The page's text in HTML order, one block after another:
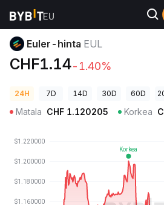
Kryptohinnat
Euler-hinta EUL
CHF1.14-1.40%
24H 7D 14D 30D 60D
Matala CHF 1.120205 Korkea